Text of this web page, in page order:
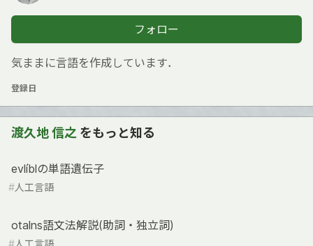
フォロー
気ままに言語を作成しています．
登録日
渡久地 信之 をもっと知る
evlíblの単語遺伝子
#人工言語
otalns語文法解説(助詞・独立詞)
#人工言語